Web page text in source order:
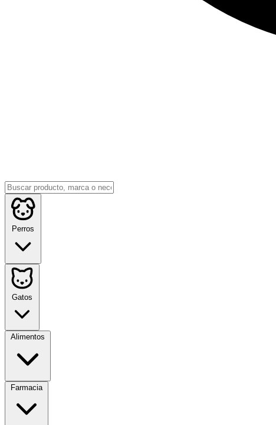
Perros
Gatos
Alimentos
Farmacia